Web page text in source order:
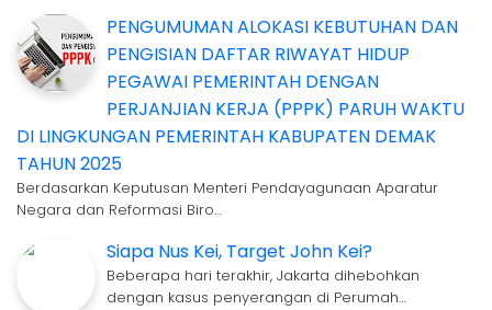
PENGUMUMAN ALOKASI KEBUTUHAN DAN
PENGISIAN DAFTAR RIWAYAT HIDUP
PEGAWAI PEMERINTAH DENGAN
PERJANJIAN KERJA (PPPK) PARUH WAKTU
DI LINGKUNGAN PEMERINTAH KABUPATEN DEMAK
TAHUN 2025
Berdasarkan Keputusan Menteri Pendayagunaan Aparatur
Negara dan Reformasi Biro…
Siapa Nus Kei, Target John Kei?
Beberapa hari terakhir, Jakarta dihebohkan
dengan kasus penyerangan di Perumah…